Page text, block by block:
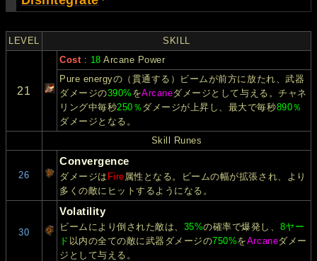
LEVEL SKILL
21
Cost: 18 Arcane Power
Pure energyの（貫通する）ビームが前方に放たれ、武器
ダメージの390% をArcaneダメージとして与える。チャネ
リング中毎秒250％ ダメージが上昇し、最大で毎秒890％
ダメージとなる。
Skill Runes
26
Convergence
ダメージは Fire 属性となる。ビームの幅が拡張され、より
多くの敵にヒットするようになる。
30
Volatility
ビームにより倒された敵は、 35%の確率で爆発し、 8ヤー
ド 以内の全ての敵に武器ダメージの750%をArcaneダメー
ジとして与える。